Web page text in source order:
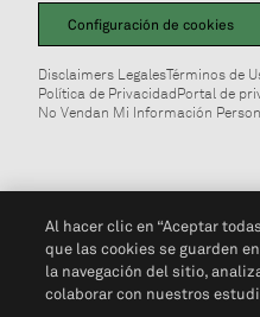
Configuración de cookies
Disclaimers LegalesTérminos de
Política de PrivacidadPortal de
No Vendan Mi Información
Al hacer clic en “Aceptar
que las cookies se guarden
la navegación del sitio,
colaborar con nuestros